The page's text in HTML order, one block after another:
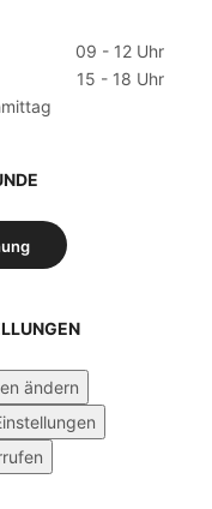
09 - 12 Uhr
15 - 18 Uhr
ändern